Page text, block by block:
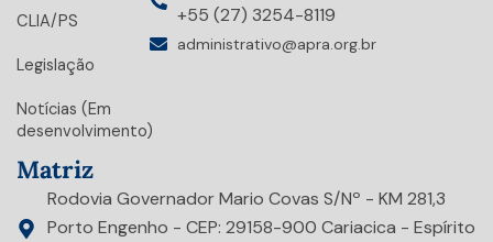
CLIA/PS
Legislação
Notícias (Em
desenvolvimento)
+55 (27) 3254-8119
administrativo@apra.org.br
Matriz
Rodovia Governador Mario Covas S/Nº - KM 281,3
Porto Engenho - CEP: 29158-900 Cariacica - Espírito